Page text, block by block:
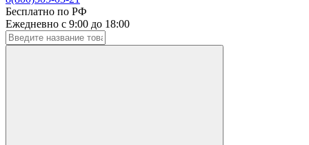
Бесплатно по РФ
Ежедневно с 9:00 до 18:00